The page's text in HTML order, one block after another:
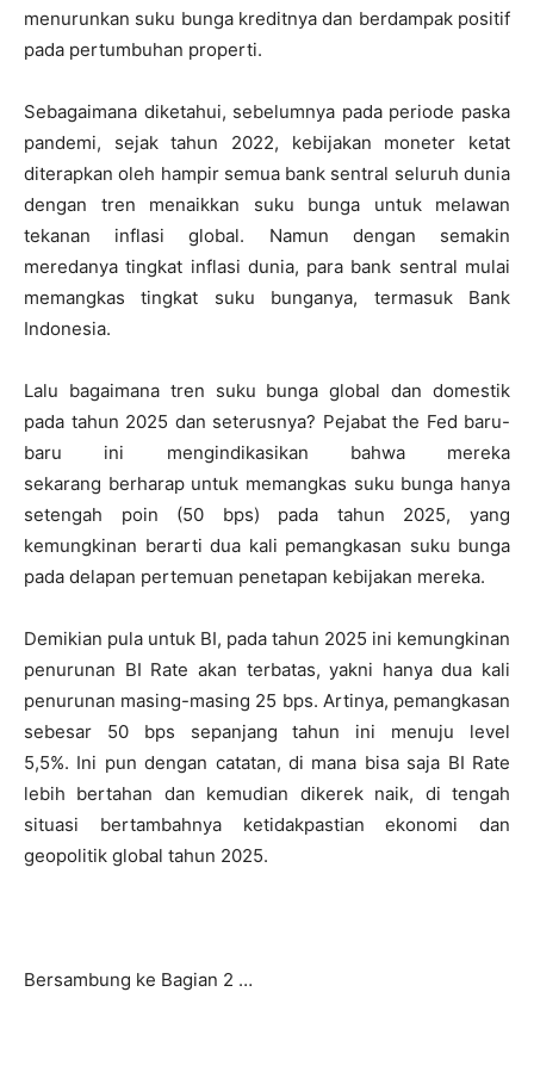
menurunkan suku bunga kreditnya dan berdampak positif
pada pertumbuhan properti.
Sebagaimana diketahui, sebelumnya pada periode paska
pandemi, sejak tahun 2022, kebijakan moneter ketat
diterapkan oleh hampir semua bank sentral seluruh dunia
dengan tren menaikkan suku bunga untuk melawan
tekanan inflasi global. Namun dengan semakin
meredanya tingkat inflasi dunia, para bank sentral mulai
memangkas tingkat suku bunganya, termasuk Bank
Indonesia.
Lalu bagaimana tren suku bunga global dan domestik
pada tahun 2025 dan seterusnya? Pejabat the Fed baru-
baru ini mengindikasikan bahwa mereka
sekarang berharap untuk memangkas suku bunga hanya
setengah poin (50 bps) pada tahun 2025, yang
kemungkinan berarti dua kali pemangkasan suku bunga
pada delapan pertemuan penetapan kebijakan mereka.
Demikian pula untuk BI, pada tahun 2025 ini kemungkinan
penurunan BI Rate akan terbatas, yakni hanya dua kali
penurunan masing-masing 25 bps. Artinya, pemangkasan
sebesar 50 bps sepanjang tahun ini menuju level
5,5%. Ini pun dengan catatan, di mana bisa saja BI Rate
lebih bertahan dan kemudian dikerek naik, di tengah
situasi bertambahnya ketidakpastian ekonomi dan
geopolitik global tahun 2025.
Bersambung ke Bagian 2 …